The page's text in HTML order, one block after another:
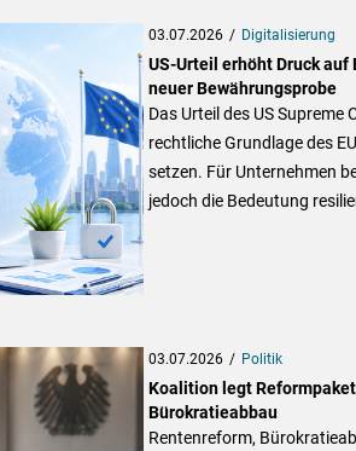
03.07.2026 Digitalisierung
US-Urteil erhöht Druck auf
neuer Bewährungsprobe
Das Urteil des US
rechtliche Grundlage des
setzen. Für Unternehmen
jedoch die Bedeutung
03.07.2026 Politik
Koalition legt
Bürokratieabbau
Rentenreform,